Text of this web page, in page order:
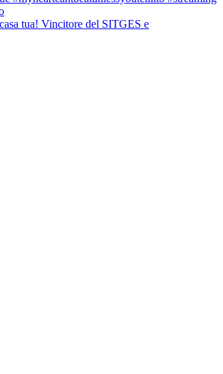
tua! Vincitore del SITGES e